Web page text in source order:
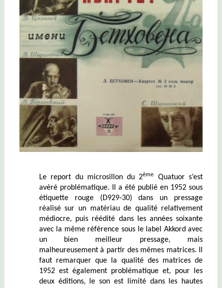
Le report du microsillon du 2ème
Quatuor s’est
avéré problématique. Il a été publié en 1952 sous
étiquette rouge (D929-30) dans un pressage
réalisé sur un matériau de qualité relativement
médiocre, puis réédité dans les années soixante
avec la même référence sous le label Akkord avec
un bien meilleur pressage, mais
malheureusement à partir des mêmes matrices. Il
faut remarquer que la qualité des matrices de
1952 est également problématique et, pour les
deux éditions, le son est limité dans les hautes